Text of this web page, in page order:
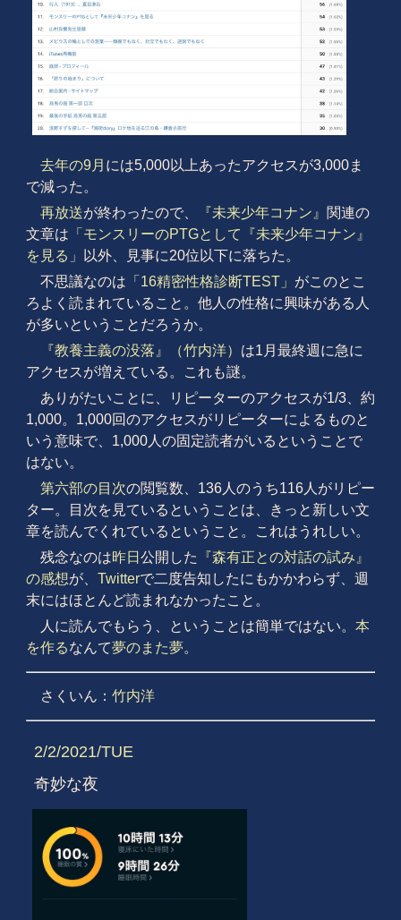
去年の9月 には5,000以上あったアクセスが3,000ま
で減った。
再放送が終わったので、 『未来少年コナン』 関連の
文章は 「モンスリーのPTGとして『未来少年コナン』
を見る」
以外、見事に20位以下に落ちた。
不思議なのは 「16精密性格診断TEST」 がこのとこ
ろよく読まれていること。他人の性格に興味がある人
が多いということだろうか。
『教養主義の没落』（竹内洋） は1月最終週に急に
アクセスが増えている。これも謎。
ありがたいことに、リピーターのアクセスが1/3、約
1,000。1,000回のアクセスがリピーターによるものと
いう意味で、1,000人の固定読者がいるということで
はない。
第六部の目次の閲覧数、136人のうち116人がリピー
ター。目次を見ているということは、きっと新しい文
章を読んでくれているということ。これはうれしい。
残念なのは昨日 公開した
『森有正との対話の試み』
の感想が、 Twitterで二度告知したにもかかわらず、週
末にはほとんど読まれなかったこと。
人に読んでもらう、ということは簡単ではない。 本
を作るなんて夢のまた夢。
さくいん： 竹内洋
2/2/2021/TUE
奇妙な夜